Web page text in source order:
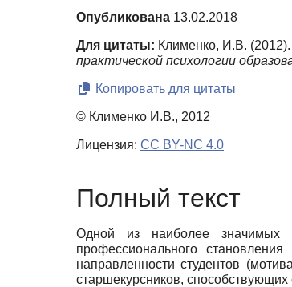
Опубликована 13.02.2018
Для цитаты: Клименко, И.В.
практической психологии
Копировать для цитаты
© Клименко И.В., 2012
Лицензия: CC BY-NC 4.0
Полный текст
Одной из наиболее значимых
профессионального
направленности студентов
старшекурсников,